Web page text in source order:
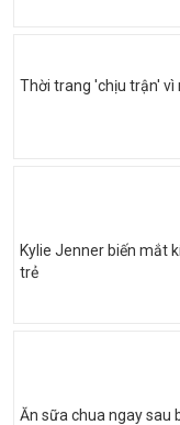
Thời trang 'chịu trận' vì
Kylie Jenner biến mắt
trẻ
Ăn sữa chua ngay sau